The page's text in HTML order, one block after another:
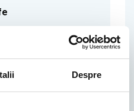
Despre
dedicată în domeniul
o echipă de medici de
pentru experiența